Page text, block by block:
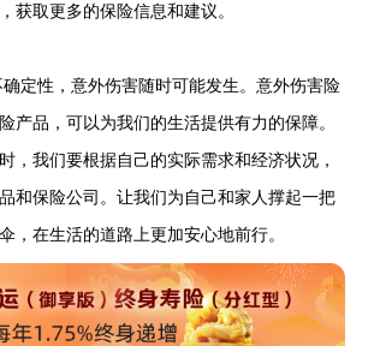
获取更多的保险信息和建议。
定性，意外伤害随时可能发生。意外伤害险
产品，可以为我们的生活提供有力的保障。
，我们要根据自己的实际需求和经济状况，
和保险公司。让我们为自己和家人撑起一把
，在生活的道路上更加安心地前行。